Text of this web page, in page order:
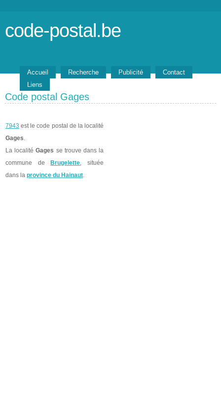
code-postal.be
Accueil Recherche Publicité
Contact
Liens
Code postal Gages
7943 est le code postal de la localité
Gages.
La localitéGages se trouve dans la
commune de
Brugelette, située
dans la province du Hainaut.